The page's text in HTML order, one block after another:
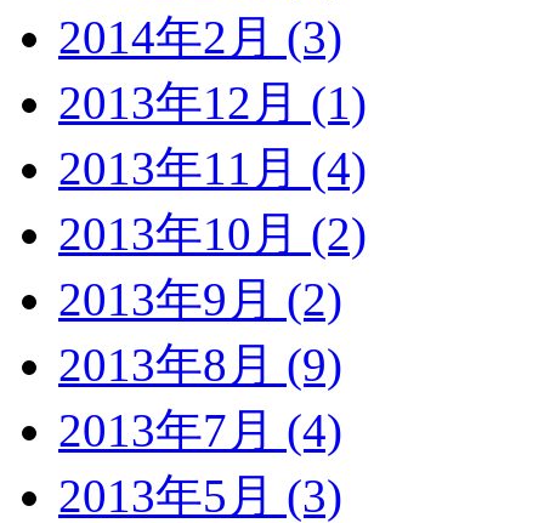
2014年2月 (3)
2013年12月 (1)
2013年11月 (4)
2013年10月 (2)
2013年9月 (2)
2013年8月 (9)
2013年7月 (4)
2013年5月 (3)